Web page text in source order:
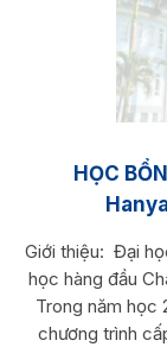
HỌC
Giới thiệu: Đại
học hàng đầu
Trong năm học
chương trình